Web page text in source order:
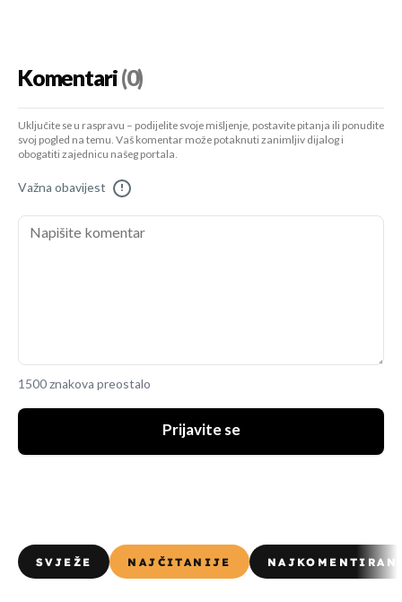
Komentari(0)
Uključite se u raspravu – podijelite svoje mišljenje, postavite pitanja ili ponudite
svoj pogled na temu. Vaš komentar može potaknuti zanimljiv dijalog i
obogatiti zajednicu našeg portala.
Važna obavijest !
1500 znakova preostalo
Prijavite se
SVJEŽE NAJČITANIJE